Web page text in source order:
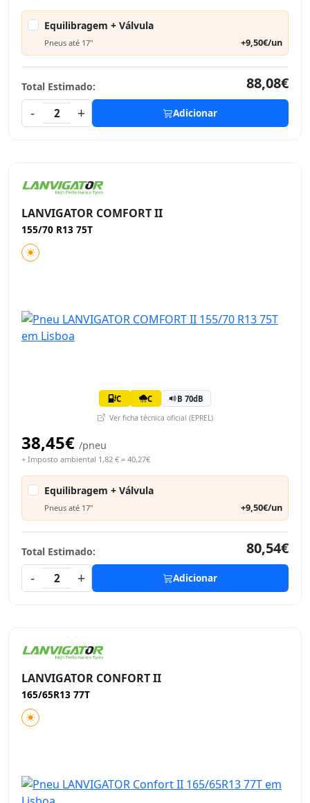
Equilibragem + Válvula
Pneus até 17" +9,50€/un
Total Estimado:
88,08€
-
2 + Adicionar
LANVIGATOR COMFORT II
155/70 R13 75T
C C B 70dB
Ver ficha técnica oficial (EPREL)
38,45€ /pneu
+ Imposto ambiental 1,82 € = 40,27€
Equilibragem + Válvula
Pneus até 17" +9,50€/un
Total Estimado:
80,54€
-
2 + Adicionar
LANVIGATOR CONFORT II
165/65R13 77T